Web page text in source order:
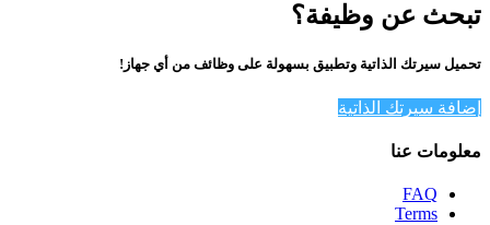
تبحث عن وظيفة؟
تحميل سيرتك الذاتية وتطبيق بسهولة على وظائف من أي جهاز!
إضافة سيرتك الذاتية
معلومات عنا
FAQ
Terms